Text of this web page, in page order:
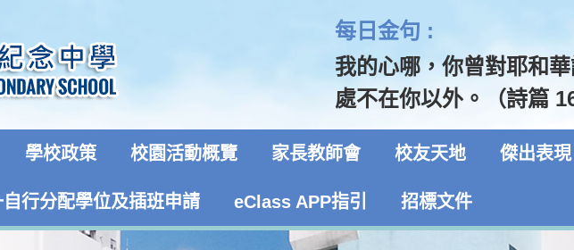
每日金句 :
我的心哪，你曾對耶和
處不在你以外。（詩篇
學校政策 校園活動概覽 家長教師會 校友天地 傑出表現
自行分配學位及插班申請 eClass APP指引 招標文件